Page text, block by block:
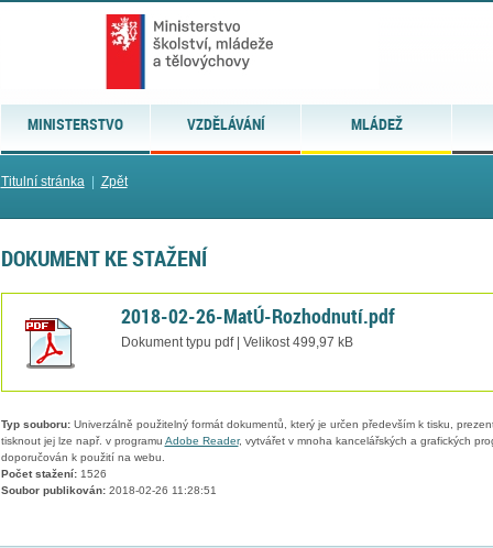
MINISTERSTVO VZDĚLÁVÁNÍ MLÁDEŽ
Titulní stránka| Zpět
DOKUMENT KE STAŽENÍ
2018-02-26-MatÚ-Rozhodnutí.pdf
Dokument typu pdf | Velikost 499,97 kB
Typ souboru:Univerzálně použitelný formát dokumentů, který je určen především k tisku,
tisknout jej lze např. v programu Adobe Reader, vytvářet v mnoha kancelářských a grafických
doporučován k použití na webu.
Počet stažení:1526
Soubor publikován:2018-02-26 11:28:51